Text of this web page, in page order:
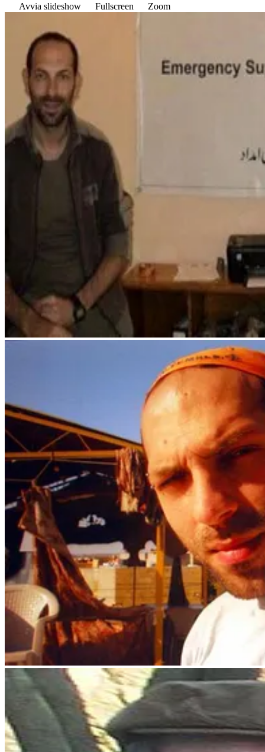
Avvia slideshow
Fullscreen Zoom